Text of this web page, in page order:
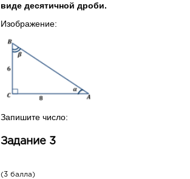
виде десятичной дроби.
Изображение:
Запишите число:
Задание 3
(3 балла)